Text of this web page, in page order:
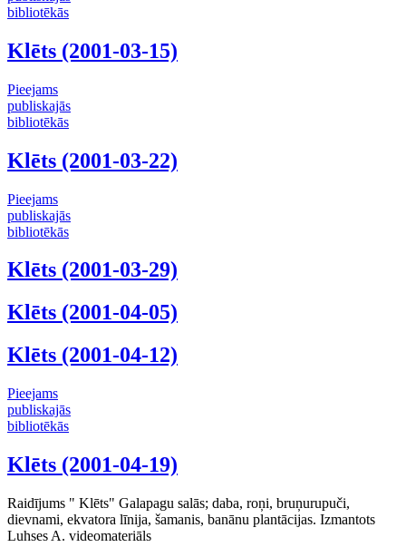
bibliotēkās
Klēts (2001-03-15)
Pieejams
publiskajās
bibliotēkās
Klēts (2001-03-22)
Pieejams
publiskajās
bibliotēkās
Klēts (2001-03-29)
Klēts (2001-04-05)
Klēts (2001-04-12)
Pieejams
publiskajās
bibliotēkās
Klēts (2001-04-19)
Raidījums " Klēts" Galapagu salās; daba, roņi, bruņurupuči,
dievnami, ekvatora līnija, šamanis, banānu plantācijas. Izmantots
Luhses A. videomateriāls